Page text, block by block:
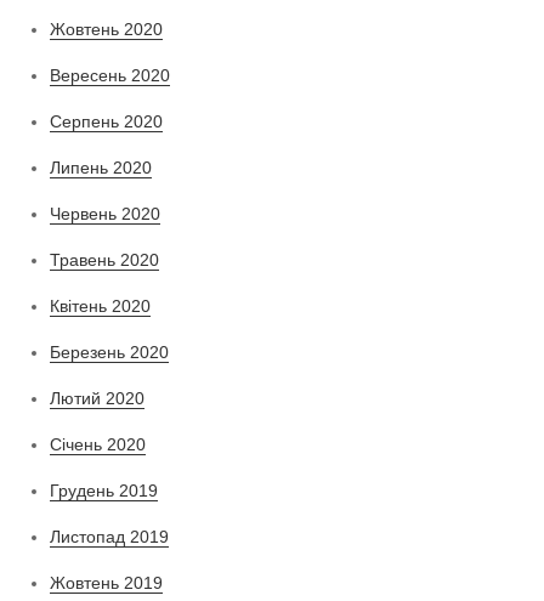
Жовтень 2020
Вересень 2020
Серпень 2020
Липень 2020
Червень 2020
Травень 2020
Квітень 2020
Березень 2020
Лютий 2020
Січень 2020
Грудень 2019
Листопад 2019
Жовтень 2019